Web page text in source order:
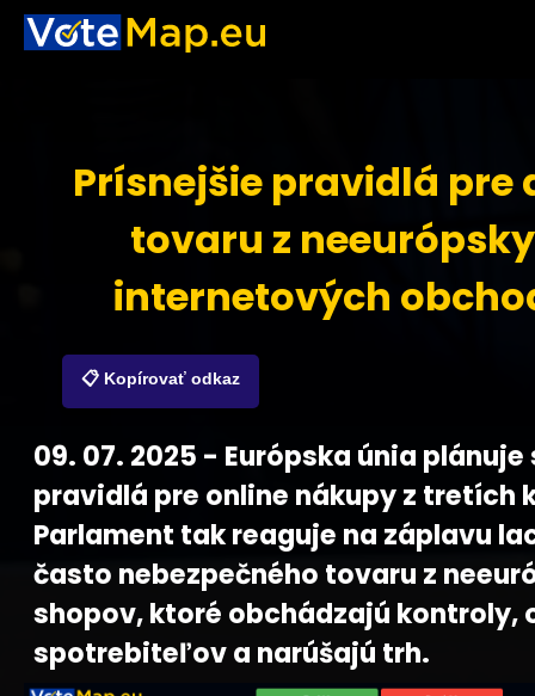
Prísnejšie pravidlá pre
tovaru z
internetových
📋 Kopírovať odkaz
09. 07. 2025 - Európska únia
pravidlá pre online nákupy z tretích
Parlament tak reaguje na záplavu
často nebezpečného tovaru z
shopov, ktoré obchádzajú kontroly,
spotrebiteľov a narúšajú trh.